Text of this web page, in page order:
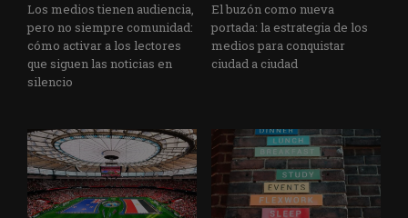
Los medios tienen audiencia,
pero no siempre comunidad:
cómo activar a los lectores
que siguen las noticias en
silencio
El buzón como nueva
portada: la estrategia de los
medios para conquistar
ciudad a ciudad